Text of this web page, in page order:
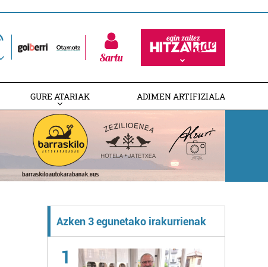
Sartu
GURE ATARIAK ADIMEN ARTIFIZIALA
Azken 3 egunetako irakurrienak
1